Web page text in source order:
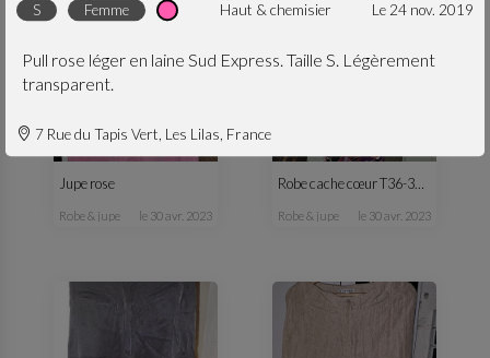
S femme haut & chemisier le 24 nov. 2019
Pull rose léger en laine Sud Express. Taille S. Légèrement
transparent.
7 Rue du Tapis Vert, Les Lilas, France
Jupe rose
robe & jupe le 30 avr. 2023
Robe cache cœur T36-38 colorée
robe & jupe le 30 avr. 2023